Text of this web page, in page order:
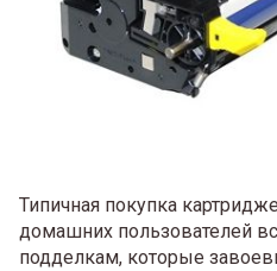
Типичная покупка
домашних пользователей
подделкам, которые